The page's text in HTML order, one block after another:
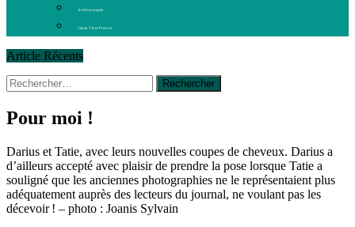
Archives papier
Cahier Vivez Prévost
Article Récents
30 juin 2015
Fantaisie et créativité en mode jeunesse
16 juillet 2026
16 juillet 2026
16 juillet 2026 | COMMUNAUTAIRE
14 octobre 2015 | La course de boîtes à savon du club Optimiste
de Prévost
Le rendez-vous des bolides
Rechercher :
Pour moi !
Darius et Tatie, avec leurs nouvelles coupes de cheveux. Darius a
d’ailleurs accepté avec plaisir de prendre la pose lorsque Tatie a
souligné que les anciennes photographies ne le représentaient plus
adéquatement auprès des lecteurs du journal, ne voulant pas les
décevoir ! – photo : Joanis Sylvain